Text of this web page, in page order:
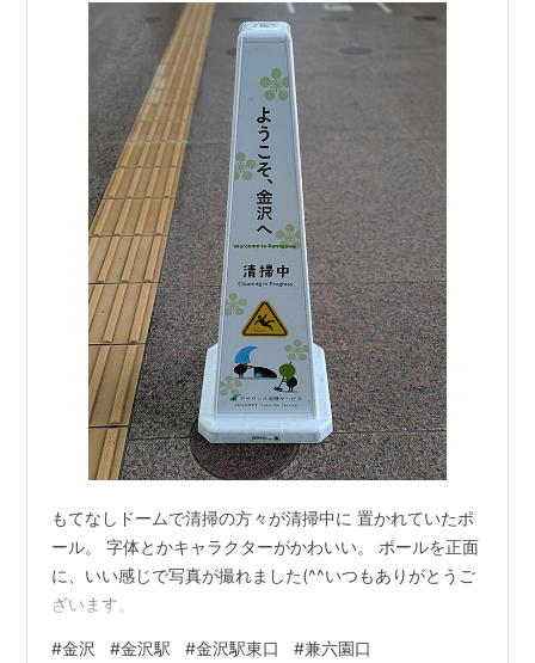
もてなしドームで清掃の方々が清掃中に 置かれていたポ
ール。 字体とかキャラクターがかわいい。 ポールを正面
に、いい感じで写真が撮れました(⁠^⁠^いつもありがとうご
ざいます。
#金沢 #金沢駅 #金沢駅東口 #兼六園口